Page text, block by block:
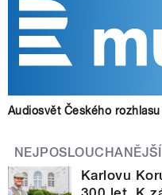
Audiosvět Českého
NEJPOSLOUCHANĚJŠÍ
Karlovu